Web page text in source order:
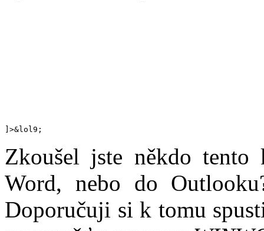
]>&lol9;
Zkoušel jste někdo
Word, nebo do
Doporučuji si k tomu